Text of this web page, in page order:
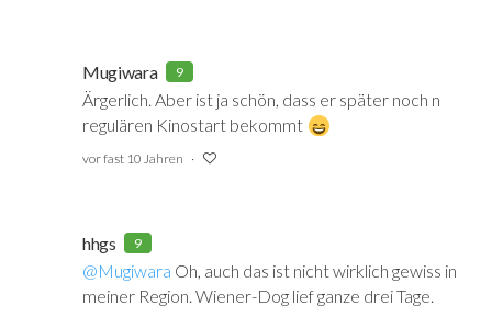
Mugiwara 9
Ärgerlich. Aber ist ja schön, dass er später noch n
regulären Kinostart bekommt
vor fast 10 Jahren
hhgs 9
@Mugiwara ‍ Oh, auch das ist nicht wirklich gewiss in
meiner Region. Wiener-Dog lief ganze drei Tage.